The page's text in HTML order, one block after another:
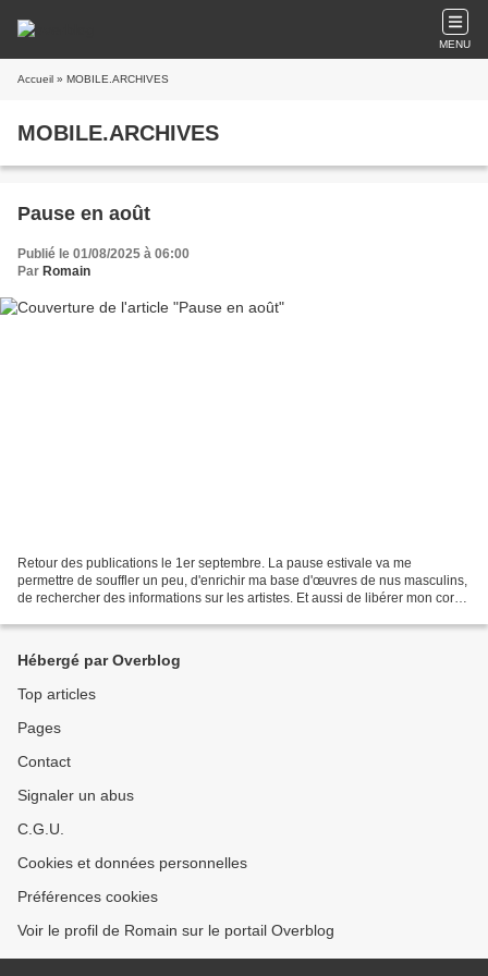
MENU
Accueil » MOBILE.ARCHIVES
MOBILE.ARCHIVES
Pause en août
Publié le 01/08/2025 à 06:00
Par Romain
Retour des publications le 1er septembre. La pause estivale va me
permettre de souffler un peu, d'enrichir ma base d'œuvres de nus masculins,
de rechercher des informations sur les artistes. Et aussi de libérer mon corps
Hébergé par Overblog
Top articles
Pages
Contact
Signaler un abus
C.G.U.
Cookies et données personnelles
Préférences cookies
Voir le profil de Romain sur le portail Overblog